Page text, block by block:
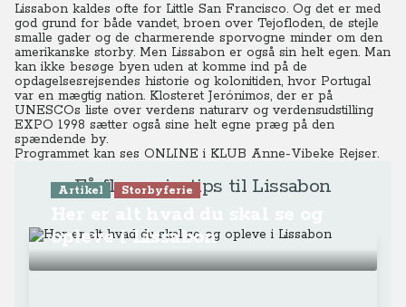
Lissabon kaldes ofte for Little San Francisco. Og det er med
god grund for både vandet, broen over Tejofloden, de stejle
smalle gader og de charmerende sporvogne minder om den
amerikanske storby. Men Lissabon er også sin helt egen. Man
kan ikke besøge byen uden at komme ind på de
opdagelsesrejsendes historie og kolonitiden, hvor Portugal
var en mægtig nation. Klosteret Jerónimos, der er på
UNESCOs liste over verdens naturarv og verdensudstilling
EXPO 1998 sætter også sine helt egne præg på den
spændende by.
Programmet kan ses ONLINEi KLUB Anne-Vibeke Rejser.
Få flere rejsetips til Lissabon
Artikel Storbyferie
opleve i Lissabon